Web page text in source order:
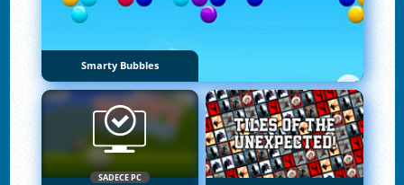
Smarty Bubbles
SADECE PC